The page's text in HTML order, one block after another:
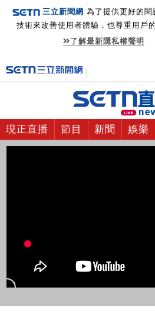
三立新聞網 為了提供更好的
技術來改善使用者體驗，也尊重用戶
了解最新隱私權聲明
現正直播 節目 新聞 娛樂